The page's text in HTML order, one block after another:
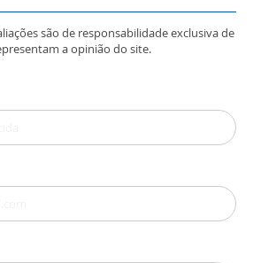
são de responsabilidade exclusiva de
a opinião do site.